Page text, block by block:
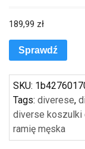
189,99 zł
Sprawdź
SKU:
Tags: diverese,
diverse koszulki
ramię męska